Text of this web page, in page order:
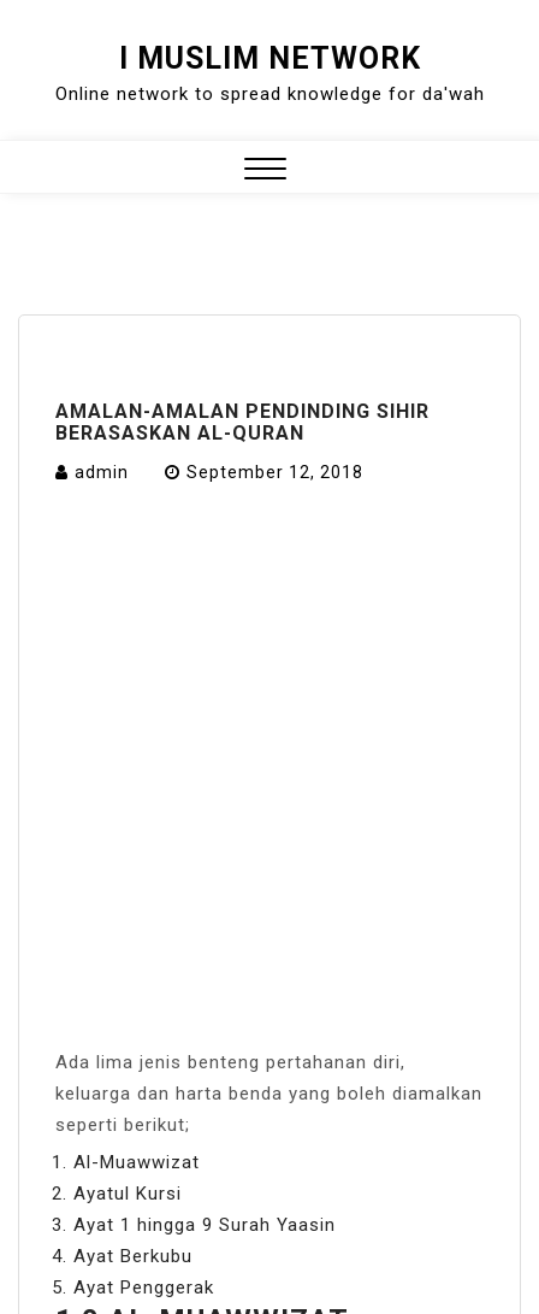
content
I MUSLIM NETWORK
Online network to spread knowledge for da'wah
AMALAN-AMALAN PENDINDING SIHIR
BERASASKAN AL-QURAN
admin September 12, 2018
Ada lima jenis benteng pertahanan diri,
keluarga dan harta benda yang boleh diamalkan
seperti berikut;
Al-Muawwizat
Ayatul Kursi
Ayat 1 hingga 9 Surah Yaasin
Ayat Berkubu
Ayat Penggerak